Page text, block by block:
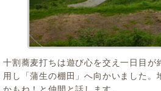
十割蕎麦打ちは遊び心を交え一日目が
用し「蒲生の棚田」へ向かいました。